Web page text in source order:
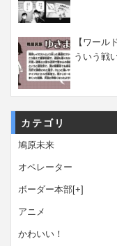
【ワール
ういう戦
カテゴリ
鳩原未来
オペレーター
ボーダー本部[+]
アニメ
かわいい！